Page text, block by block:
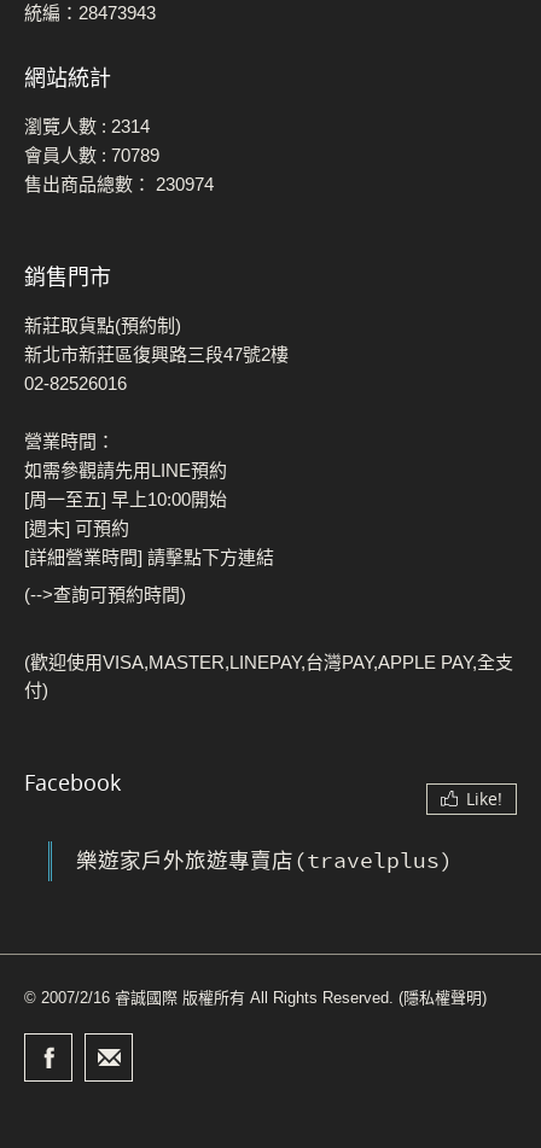
統編：28473943
網站統計
瀏覽人數 : 2314
會員人數 : 70789
售出商品總數： 230974
銷售門市
新莊取貨點(預約制)
新北市新莊區復興路三段47號2樓
02-82526016
營業時間：
如需參觀請先用LINE預約
[周一至五] 早上10:00開始
[週末] 可預約
[詳細營業時間] 請擊點下方連結
(-->查詢可預約時間)
(歡迎使用VISA,MASTER,LINEPAY,台灣PAY,APPLE PAY,全支
付)
Facebook
Like!
樂遊家戶外旅遊專賣店(travelplus)
© 2007/2/16 睿誠國際 版權所有 All Rights Reserved. (隱私權聲明)